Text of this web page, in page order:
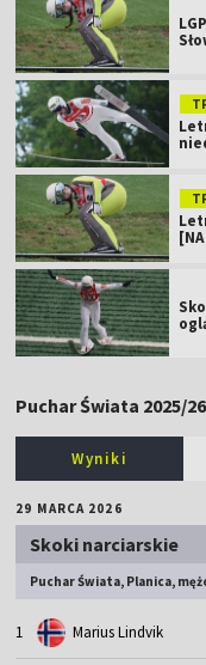
Puchar Świata 2025/26
Wyniki
29 MARCA 2026
Skoki narciarskie
Puchar Świata, Planica,
1 Marius Lindvik